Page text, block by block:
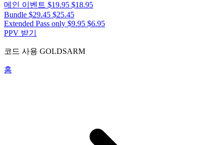
메인 이벤트 $19.95 $18.95
Bundle $29.45 $25.45
Extended Pass only $9.95 $6.95
PPV 받기
코드 사용 GOLDSARM
홈